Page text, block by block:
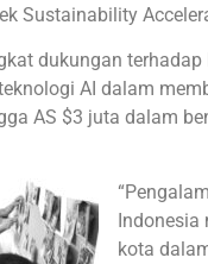
Sustainability
dukungan
AI dalam
AS $3 juta dalam
Indonesia
kota